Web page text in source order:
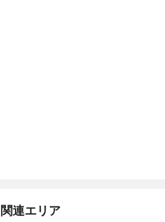
関連エリア